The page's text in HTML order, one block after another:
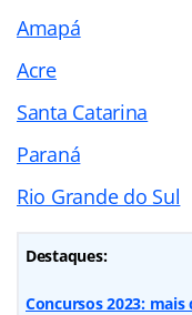
Amapá
Acre
Santa Catarina
Paraná
Rio Grande do Sul
Destaques:
Concursos 2023: